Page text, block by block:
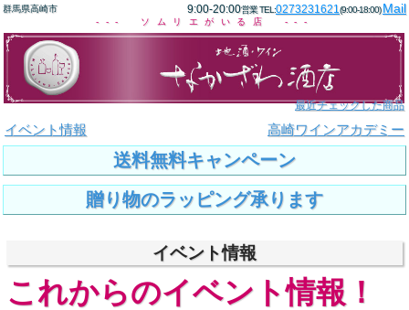
群馬県高崎市 9:00-20:00営業 TEL:0273231621(9:00-18:00)Mail
--- ソムリエがいる店 ---
最近チェックした商品
イベント情報 高崎ワインアカデミー
送料無料キャンペーン
贈り物のラッピング承ります
イベント情報
これからのイベント情報！